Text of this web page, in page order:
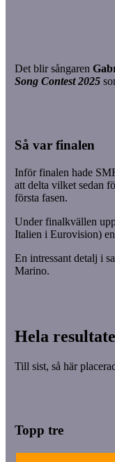
Det blir sångaren
Song Contest 2025
Så var finalen
Inför finalen hade
att delta vilket sedan
första fasen.
Under finalkvällen
Italien i Eurovision)
En intressant detalj i
Marino.
Hela
Till sist, så här
Topp tre